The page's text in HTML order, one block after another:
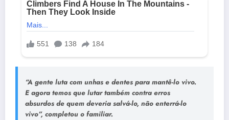
“A gente luta com unhas e dentes para mantê-lo vivo.
E agora temos que lutar também contra erros
absurdos de quem deveria salvá-lo, não enterrá-lo
vivo”, completou o familiar.